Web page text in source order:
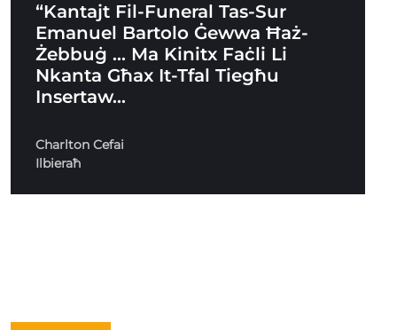
“Kantajt Fil-Funeral Tas-Sur
Emanuel Bartolo Ġewwa Ħaż-
Żebbuġ … Ma Kinitx Faċli Li
Nkanta Għax It-Tfal Tiegħu
Insertaw…
Charlton Cefai
Ilbieraħ